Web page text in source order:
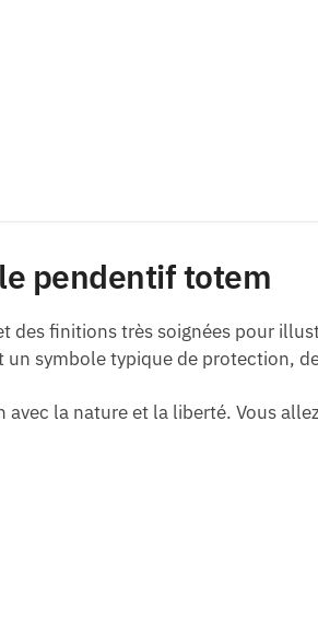
pendentif totem
des finitions très soignées pour
un symbole typique de protection,
la nature et la liberté. Vous